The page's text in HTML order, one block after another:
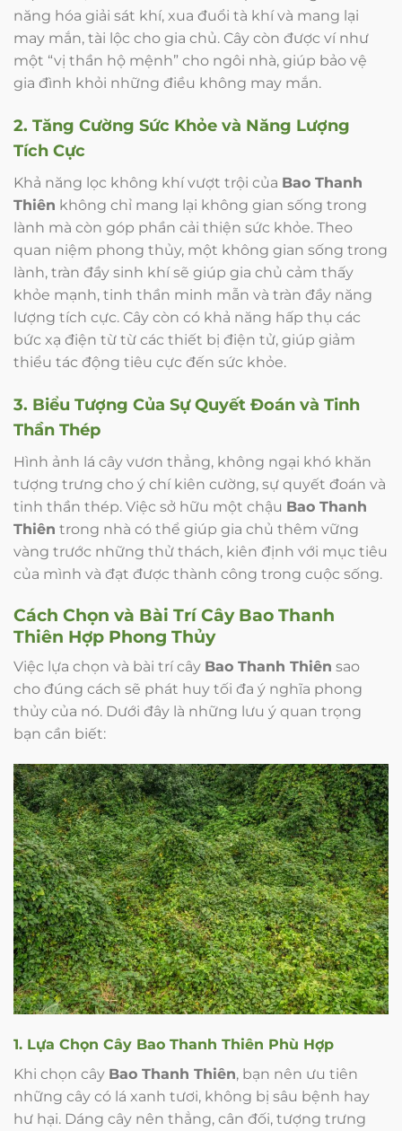
năng hóa giải sát khí, xua đuổi tà khí và mang lại
may mắn, tài lộc cho gia chủ. Cây còn được ví như
một “vị thần hộ mệnh” cho ngôi nhà, giúp bảo vệ
gia đình khỏi những điều không may mắn.
2. Tăng Cường Sức Khỏe và Năng Lượng
Tích Cực
Khả năng lọc không khí vượt trội của Bao Thanh
Thiên không chỉ mang lại không gian sống trong
lành mà còn góp phần cải thiện sức khỏe. Theo
quan niệm phong thủy, một không gian sống trong
lành, tràn đầy sinh khí sẽ giúp gia chủ cảm thấy
khỏe mạnh, tinh thần minh mẫn và tràn đầy năng
lượng tích cực. Cây còn có khả năng hấp thụ các
bức xạ điện từ từ các thiết bị điện tử, giúp giảm
thiểu tác động tiêu cực đến sức khỏe.
3. Biểu Tượng Của Sự Quyết Đoán và Tinh
Thần Thép
Hình ảnh lá cây vươn thẳng, không ngại khó khăn
tượng trưng cho ý chí kiên cường, sự quyết đoán và
tinh thần thép. Việc sở hữu một chậu Bao Thanh
Thiên trong nhà có thể giúp gia chủ thêm vững
vàng trước những thử thách, kiên định với mục tiêu
của mình và đạt được thành công trong cuộc sống.
Cách Chọn và Bài Trí Cây Bao Thanh
Thiên Hợp Phong Thủy
Việc lựa chọn và bài trí cây Bao Thanh Thiên sao
cho đúng cách sẽ phát huy tối đa ý nghĩa phong
thủy của nó. Dưới đây là những lưu ý quan trọng
bạn cần biết:
1. Lựa Chọn Cây Bao Thanh Thiên Phù Hợp
Khi chọn cây Bao Thanh Thiên, bạn nên ưu tiên
những cây có lá xanh tươi, không bị sâu bệnh hay
hư hại. Dáng cây nên thẳng, cân đối, tượng trưng